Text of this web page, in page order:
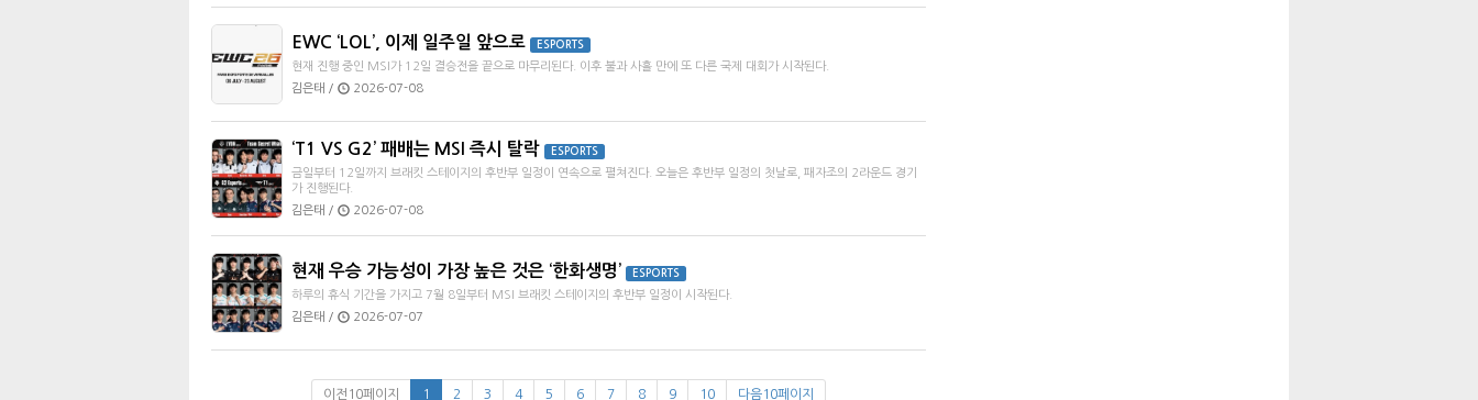
EWC ‘LOL’, 이제 일주일 앞으로 ESPORTS
현재 진행 중인 MSI가 12일 결승전을 끝으로 마무리된다. 이후 불과 사흘 만에 또 다른 국제 대회가 시작된다.
김은태 /
2026-07-08
‘T1 VS G2’ 패배는 MSI 즉시 탈락 ESPORTS
금일부터 12일까지 브래킷 스테이지의 후반부 일정이 연속으로 펼쳐진다. 오늘은 후반부 일정의 첫날로, 패자조의 2라운드 경기
가 진행된다.
김은태 /
2026-07-08
현재 우승 가능성이 가장 높은 것은 ‘한화생명’ ESPORTS
하루의 휴식 기간을 가지고 7월 8일부터 MSI 브래킷 스테이지의 후반부 일정이 시작된다.
김은태 /
2026-07-07
이전10페이지 1 2 3 4 5 6 7 8 9 10 다음10페이지